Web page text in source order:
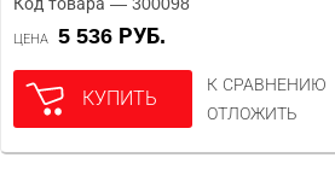
ЦЕНА 5 536 РУБ.
КУПИТЬ
К СРАВНЕНИЮ
ОТЛОЖИТЬ